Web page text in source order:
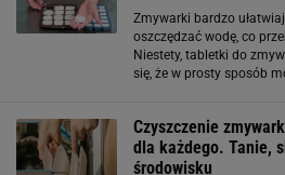
Zmywarki bardzo
oszczędzać wodę, co
Niestety, tabletki do
się, że w prosty sposób
Czyszczenie
dla każdego. Tanie,
środowisku